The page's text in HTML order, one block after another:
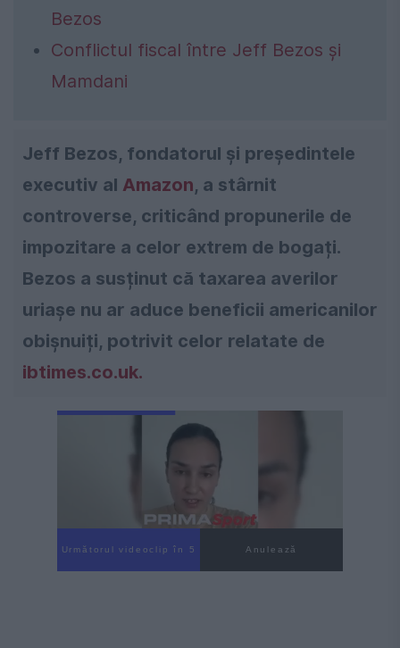
Bezos
Conflictul fiscal între Jeff Bezos și
Mamdani
Jeff Bezos, fondatorul și președintele
executiv al Amazon, a stârnit
controverse, criticând propunerile de
impozitare a celor extrem de bogați.
Bezos a susținut că taxarea averilor
uriașe nu ar aduce beneficii americanilor
obișnuiți, potrivit celor relatate de
ibtimes.co.uk.
Următorul videoclip în 3 Anulează